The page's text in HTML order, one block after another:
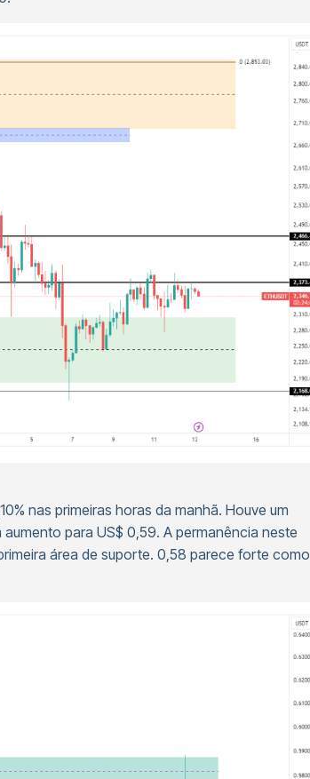
nas primeiras horas da manhã. Houve um
para US$ 0,59. A permanência neste
área de suporte. 0,58 parece forte como